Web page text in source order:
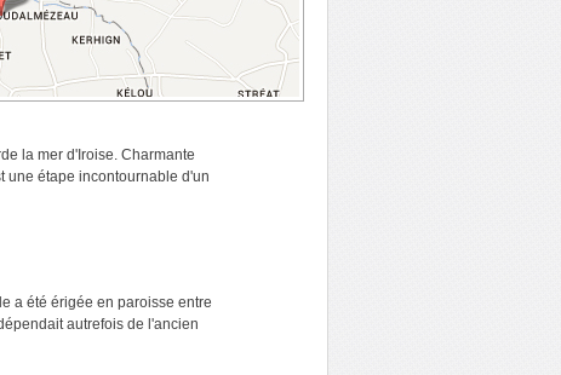
la mer d'Iroise. Charmante
une étape incontournable d'un
a été érigée en paroisse entre
autrefois de l'ancien